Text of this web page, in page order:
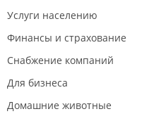
Услуги населению
Финансы и страхование
Снабжение компаний
Для бизнеса
Домашние животные